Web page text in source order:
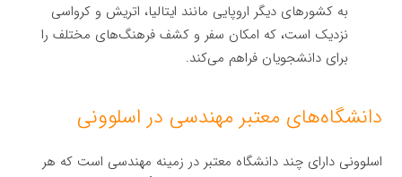
به کشورهای دیگر اروپایی مانند ایتالیا، اتریش و کرواسی
نزدیک است، که امکان سفر و کشف فرهنگ‌های مختلف را
برای دانشجویان فراهم می‌کند.
دانشگاه‌های معتبر مهندسی در اسلوونی
اسلوونی دارای چند دانشگاه معتبر در زمینه مهندسی است که هر